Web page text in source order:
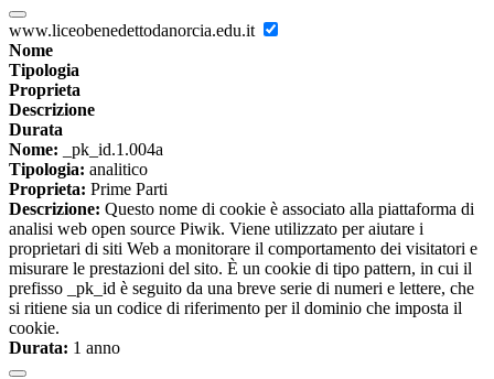
www.liceobenedettodanorcia.edu.it
Nome
Tipologia
Proprieta
Descrizione
Durata
Nome: _pk_id.1.004a
Tipologia: analitico
Proprieta: Prime Parti
Descrizione: Questo nome di cookie è associato alla piattaforma di
analisi web open source Piwik. Viene utilizzato per aiutare i
proprietari di siti Web a monitorare il comportamento dei visitatori e
misurare le prestazioni del sito. È un cookie di tipo pattern, in cui il
prefisso _pk_id è seguito da una breve serie di numeri e lettere, che
si ritiene sia un codice di riferimento per il dominio che imposta il
cookie.
Durata: 1 anno